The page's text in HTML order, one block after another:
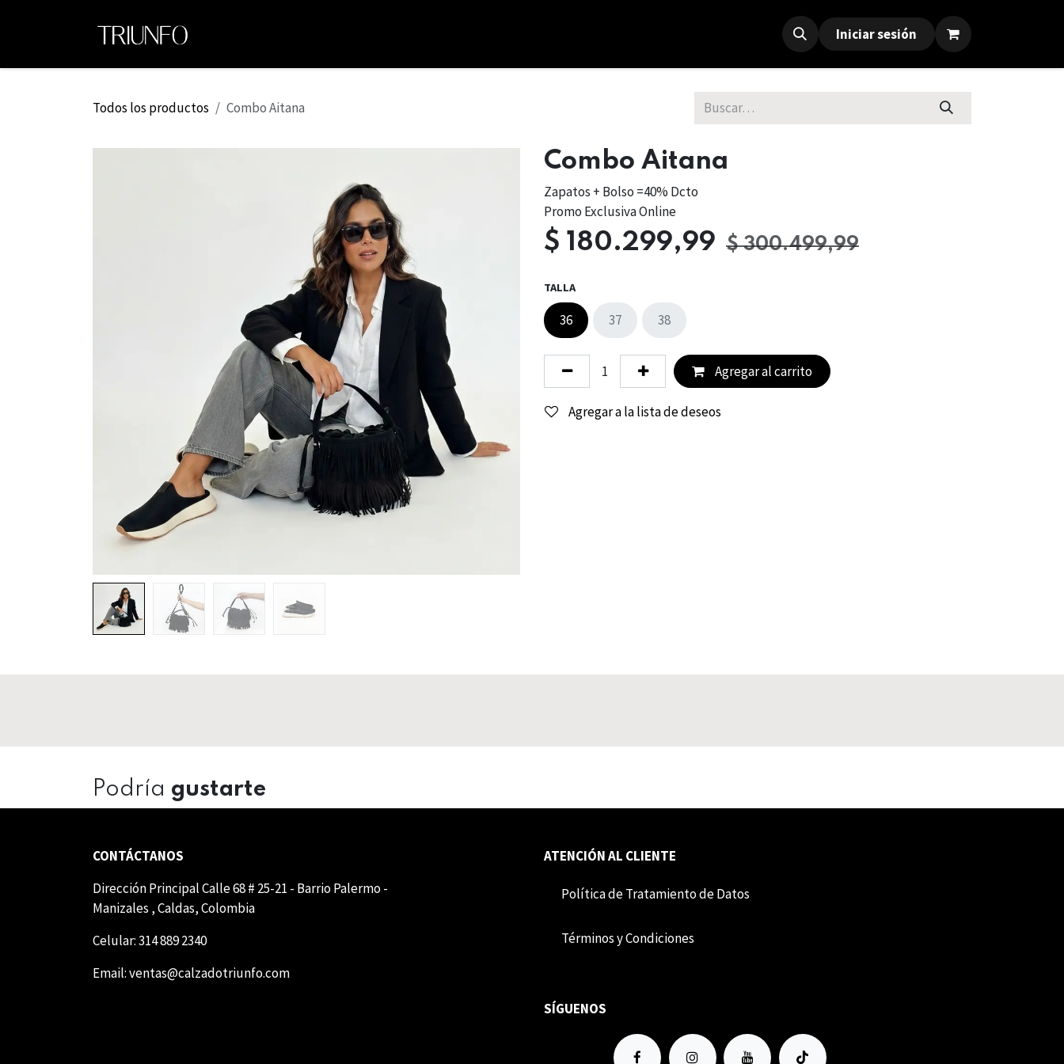
Iniciar sesión
Todos los productos Combo Aitana
Combo Aitana
Zapatos + Bolso =40% Dcto
Promo Exclusiva Online
$ 180.299,99 $300.499,99
TALLA
36 37 38
Agregar al carrito
Agregar a la lista de deseos
Podría gustarte
CONTÁCTANOS
Dirección Principal Calle 68 # 25-21 - Barrio Palermo -
Manizales , Caldas, Colombia
Celular: 314 889 2340
Email:ventas@calzadotriunfo.com
ATENCIÓN AL CLIENTE
Política de Tratamiento de Datos
Término​​s y Condiciones
SÍGUENOS